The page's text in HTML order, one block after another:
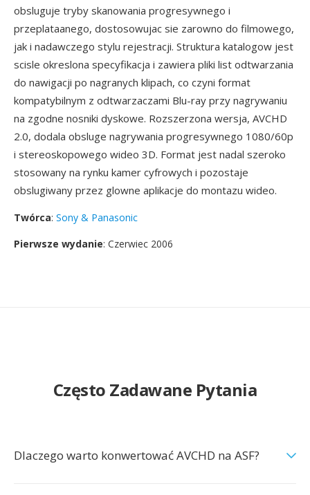
obsluguje tryby skanowania progresywnego i
przeplataanego, dostosowujac sie zarowno do filmowego,
jak i nadawczego stylu rejestracji. Struktura katalogow jest
scisle okreslona specyfikacja i zawiera pliki list odtwarzania
do nawigacji po nagranych klipach, co czyni format
kompatybilnym z odtwarzaczami Blu-ray przy nagrywaniu
na zgodne nosniki dyskowe. Rozszerzona wersja, AVCHD
2.0, dodala obsluge nagrywania progresywnego 1080/60p
i stereoskopowego wideo 3D. Format jest nadal szeroko
stosowany na rynku kamer cyfrowych i pozostaje
obslugiwany przez glowne aplikacje do montazu wideo.
Twórca: Sony & Panasonic
Pierwsze wydanie: Czerwiec 2006
Często Zadawane Pytania
Dlaczego warto konwertować AVCHD na ASF?